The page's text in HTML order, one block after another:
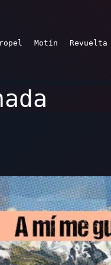
Motín Revuelta